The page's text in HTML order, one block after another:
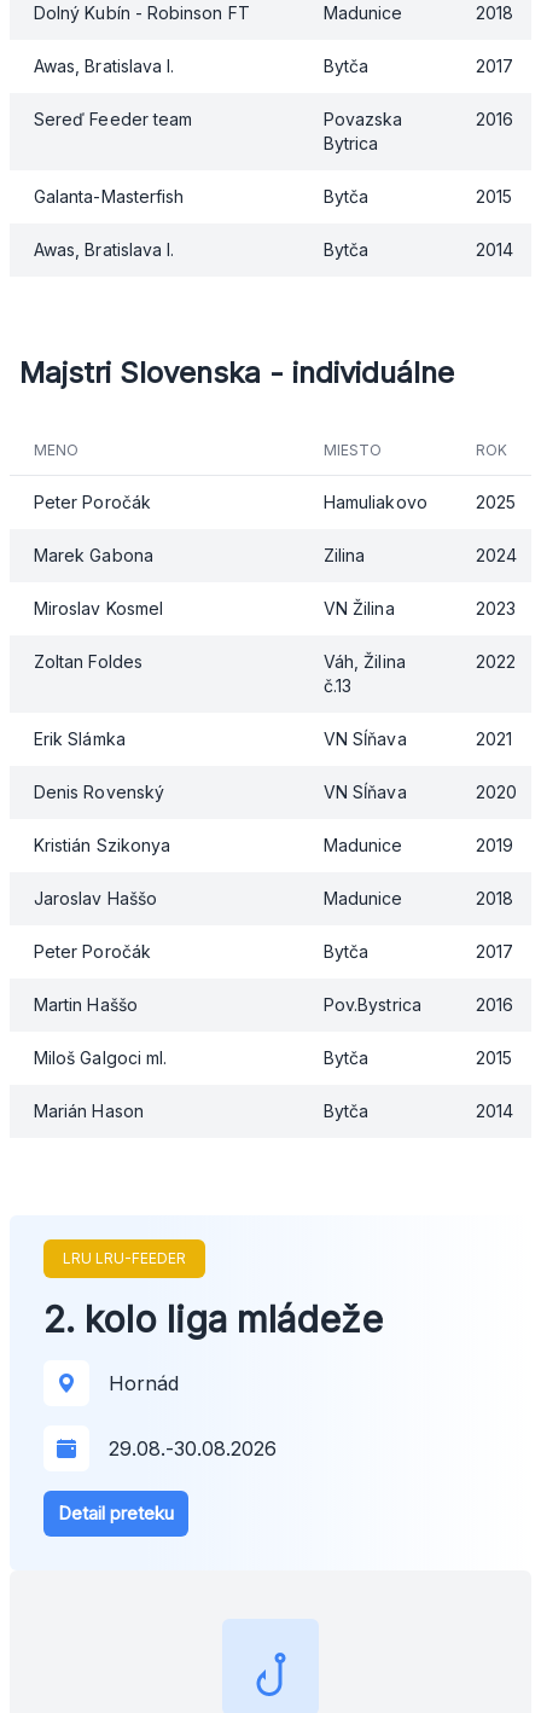
Dolný Kubín - Robinson FT Madunice 2018
Awas, Bratislava I. Bytča 2017
Sereď Feeder team
Povazska
Bytrica
2016
Galanta-Masterfish Bytča 2015
Awas, Bratislava I. Bytča 2014
Majstri Slovenska - individuálne
MENO MIESTO ROK
Peter Poročák Hamuliakovo 2025
Marek Gabona Zilina 2024
Miroslav Kosmel VN Žilina 2023
Zoltan Foldes
Váh, Žilina
č.13
2022
Erik Slámka VN Sĺňava 2021
Denis Rovenský VN Sĺňava 2020
Kristián Szikonya Madunice 2019
Jaroslav Haššo Madunice 2018
Peter Poročák Bytča 2017
Martin Haššo Pov.Bystrica 2016
Miloš Galgoci ml. Bytča 2015
Marián Hason Bytča 2014
LRU LRU-FEEDER
2. kolo liga mládeže
Hornád
29.08.-30.08.2026
Detail preteku